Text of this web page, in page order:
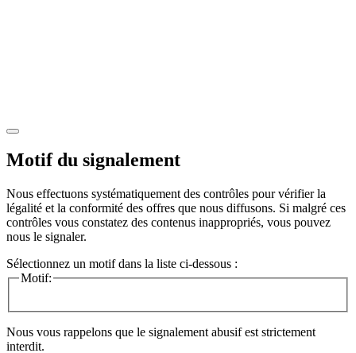
Motif du signalement
Nous effectuons systématiquement des contrôles pour vérifier la
légalité et la conformité des offres que nous diffusons. Si malgré ces
contrôles vous constatez des contenus inappropriés, vous pouvez
nous le signaler.
Sélectionnez un motif dans la liste ci-dessous :
Motif:
Nous vous rappelons que le signalement abusif est strictement
interdit.